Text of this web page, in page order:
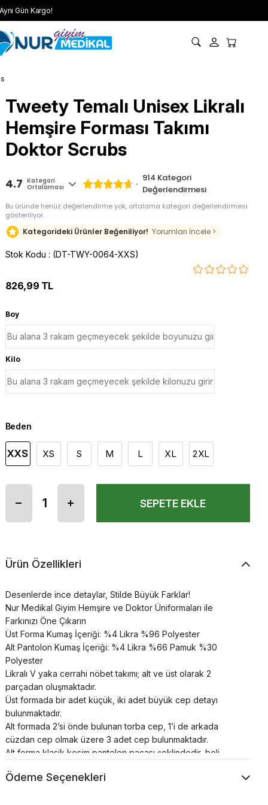
Gün Kargo!
Tweety Temalı Unisex Likralı
Hemşire Forması Takımı
Doktor Scrubs
4.7 Kategori
Ortalaması
914 Kategori
Değerlendirmesi
Bu üründe henüz değerlendirme yok, ortalama kategori değerlendirmesi
gösteriliyor.
Kategorideki Ürünler Beğeniliyor! Yorumları İncele >
Stok Kodu (DT-TWY-0064-XXS)
826,99 TL
Boy
Kilo
Beden
XXS XS S M L XL 2XL
Ürün Özellikleri
Desenlerde ince detaylar, Stilde Büyük Farklar!
Nur Medikal Giyim Hemşire ve Doktor Üniformaları ile
Farkınızı Öne Çıkarın
Üst Forma Kumaş İçeriği: %4 Likra %96 Polyester
Alt Pantolon Kumaş İçeriği: %4 Likra %66 Pamuk %30
Polyester
Likralı V yaka cerrahi nöbet takımı; alt ve üst olarak 2
parçadan oluşmaktadır.
Üst formada bir adet küçük, iki adet büyük cep detayı
bulunmaktadır.
Alt formada 2’si önde bulunan torba cep, 1’i de arkada
cüzdan cep olmak üzere 3 adet cep bulunmaktadır.
Alt forma klasik kesim pantolon paçası şeklindedir, beli
Cerrahi takımlar unisex’dir.
Ödeme Seçenekleri